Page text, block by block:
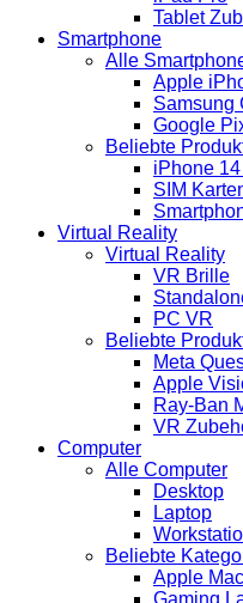
Tablet
Smartphone
Alle
Apple
Samsung
Google
Beliebte
iPhone
SIM
Virtual Reality
Virtual Reality
VR Brille
PC VR
Beliebte
Meta
Apple
Ray-Ban
VR
Computer
Alle Computer
Desktop
Laptop
Beliebte
Apple
Gaming